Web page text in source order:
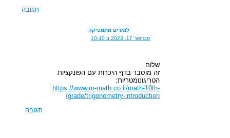
תגובה
לומדים מתמטיקה
פברואר 17, 2023 ב 10:40
שלום
זה מוסבר בדף היכרות עם הפונקציות
הטריגונומטריות:
https://www.m-math.co.il/math-10th-
grade/trigonometry-introduction/
תגובה